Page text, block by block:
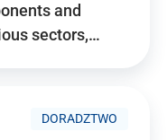
and
sectors,…
DORADZTWO